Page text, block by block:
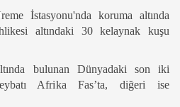
İstasyonu'nda koruma altında
altındaki 30 kelaynak kuşu
bulunan Dünyadaki son iki
Afrika Fas’ta, diğeri ise